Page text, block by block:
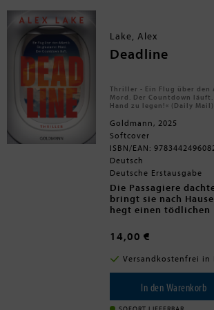
Worten Glauben
Lake, Alex
Deadline
Thriller - Ein Flug über den
Mord. Der Countdown läuft.
Hand zu legen!« (Daily Mail)
Goldmann, 2025
Softcover
ISBN/EAN:
Deutsch
Deutsche Erstausgabe
Die Passagiere
bringt sie nach
hegt einen tödlichen
In freudiger
und ihre Kollegen
Vorstandssitzung
Firma, um nach
in Portland zu fliegen.
gut, die Sicht klar,
nicht zu erwarten.
»Rasant, unglaublich
beängstigend.
Absoluter
Thriller für alle
Clark und T. J.
14,00 €
Versandkostenfrei in
In den Warenkorb